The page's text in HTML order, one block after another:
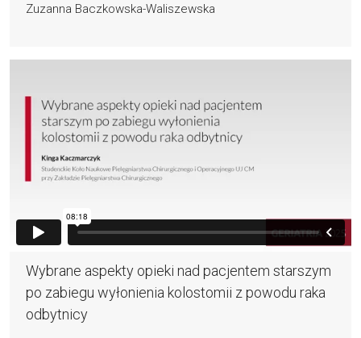
Zuzanna Baczkowska-Waliszewska
Wybrane aspekty opieki nad pacjentem starszym
po zabiegu wyłonienia kolostomii z powodu raka
odbytnicy